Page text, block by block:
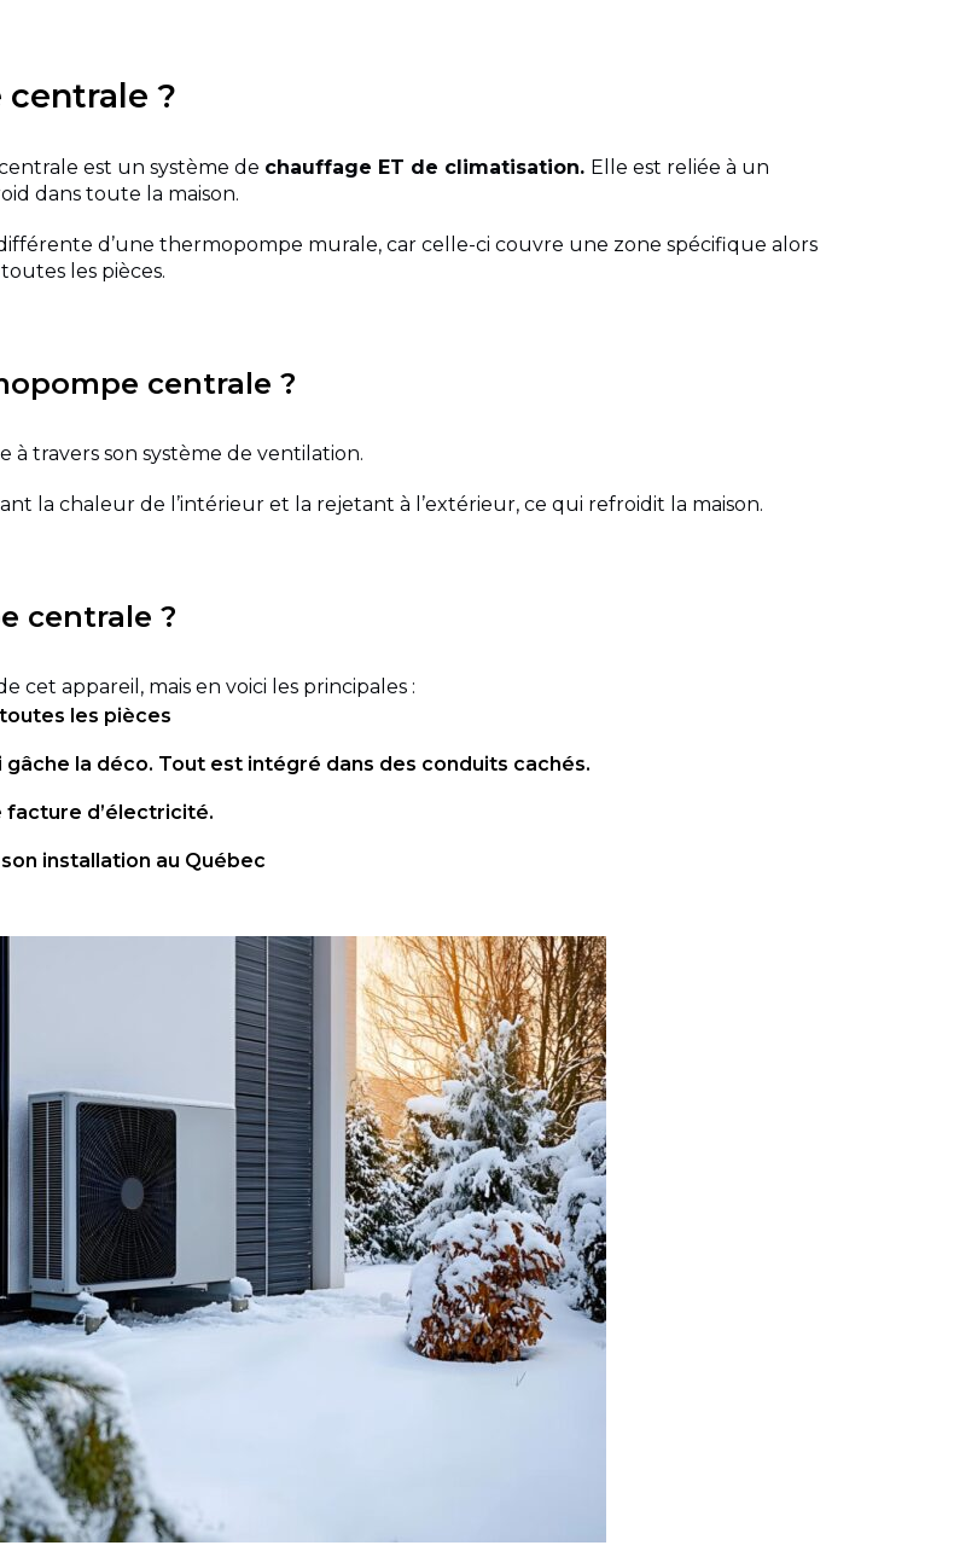
centrale ?
est un système de chauffage ET de climatisation. Elle est reliée à un
dans toute la maison.
d’une thermopompe murale, car celle-ci couvre une zone spécifique alors
les pièces.
centrale ?
travers son système de ventilation.
la chaleur de l’intérieur et la rejetant à l’extérieur, ce qui refroidit la maison.
centrale ?
cet appareil, mais en voici les principales :
les pièces
la déco. Tout est intégré dans des conduits cachés.
facture d’électricité.
installation au Québec